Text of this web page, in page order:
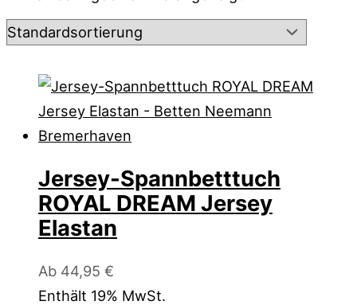
Jersey-Spannbetttuch
ROYAL DREAM Jersey
Elastan
Ab 44,95 €
Enthält 19% MwSt.